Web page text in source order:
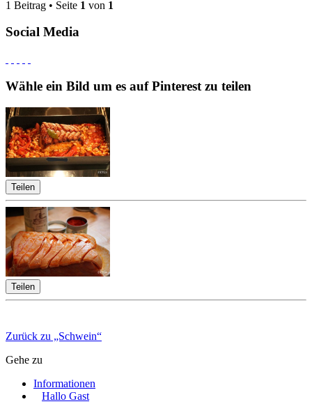
1 Beitrag • Seite 1 von 1
Social Media
Wähle ein Bild um es auf Pinterest zu teilen
Teilen
Teilen
Zurück zu „Schwein“
Gehe zu
Informationen
Hallo Gast